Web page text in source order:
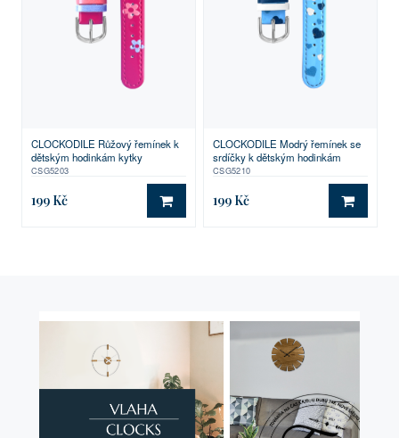
CLOCKODILE Růžový řemínek k
dětským hodinkám kytky
CSG5203
199 Kč DO KOŠÍKU
CLOCKODILE Modrý řemínek se
srdíčky k dětským hodinkám
CSG5210
199 Kč DO